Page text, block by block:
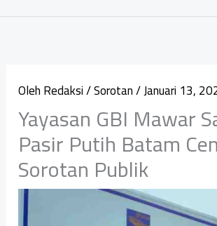
OlehRedaksi/Sorotan/Januari 13,
Yayasan GBI Mawar
Pasir Putih Batam
Sorotan Publik